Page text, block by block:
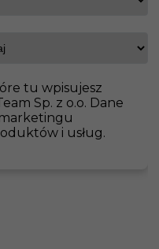
tu wpisujesz
Sp. z o.o. Dane
i usług.